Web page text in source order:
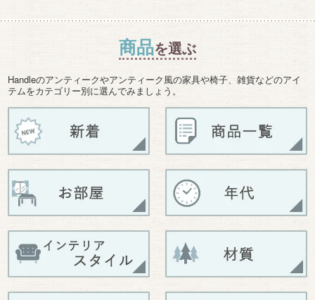
商品を選ぶ
Handleのアンティークやアンティーク風の家具や椅子、雑貨などのアイ
テムをカテゴリー別に選んでみましょう。